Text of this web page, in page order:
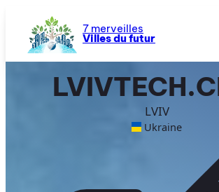
contenu
7 merveilles
Villes du futur
LVIV
Ukraine